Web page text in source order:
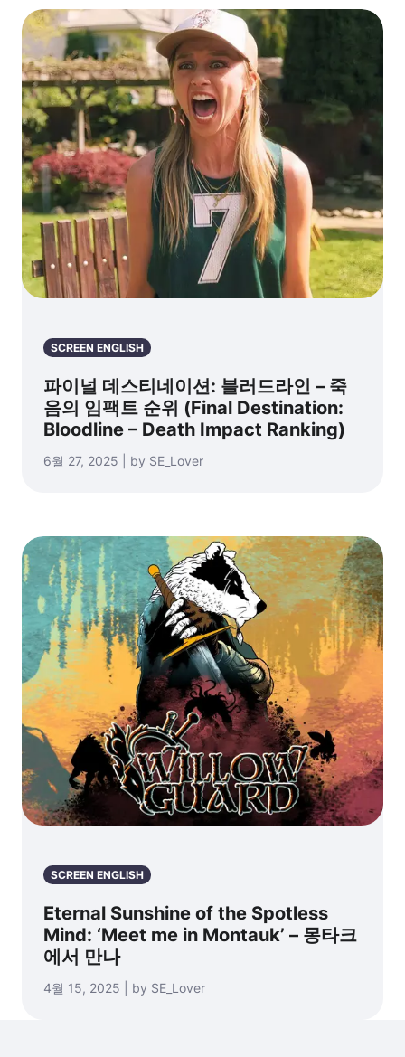
SCREEN ENGLISH
파이널 데스티네이션: 블러드라인 – 죽
음의 임팩트 순위 (Final Destination:
Bloodline – Death Impact Ranking)
6월 27, 2025 | by SE_Lover
SCREEN ENGLISH
Eternal Sunshine of the Spotless
Mind: ‘Meet me in Montauk’ – 몽타크
에서 만나
4월 15, 2025 | by SE_Lover